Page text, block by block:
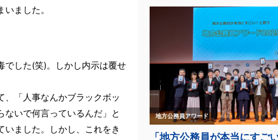
ました。
でした(笑)。しかし内示は覆せ
「人事なんかブラックボッ
いで何言っているんだ」と
ました。しかし、これをき